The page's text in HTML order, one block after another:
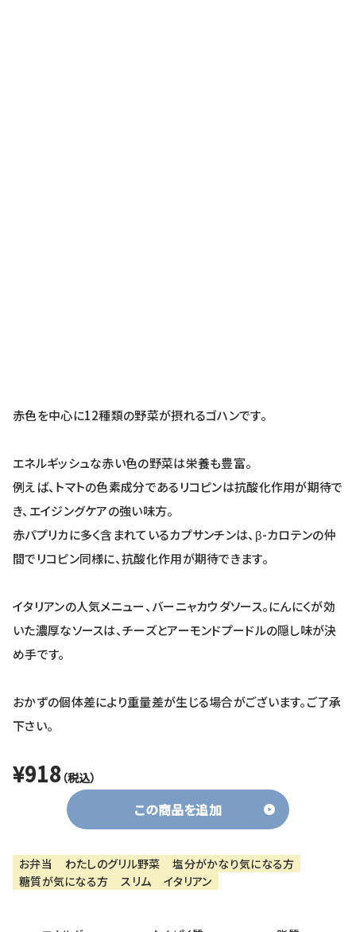
赤色を中心に12種類の野菜が摂れるゴハンです。
エネルギッシュな赤い色の野菜は栄養も豊富。
例えば、トマトの色素成分であるリコピンは抗酸化作用が期待で
き、エイジングケアの強い味方。
赤パプリカに多く含まれているカプサンチンは、β-カロテンの仲
間でリコピン同様に、抗酸化作用が期待できます。
イタリアンの人気メニュー、バーニャカウダソース。にんにくが効
いた濃厚なソースは、チーズとアーモンドプードルの隠し味が決
め手です。
おかずの個体差により重量差が生じる場合がございます。ご了承
下さい。
¥918 （税込）
この商品を追加
お弁当 わたしのグリル野菜
塩分がかなり気になる方
糖質が気になる方
スリム イタリアン